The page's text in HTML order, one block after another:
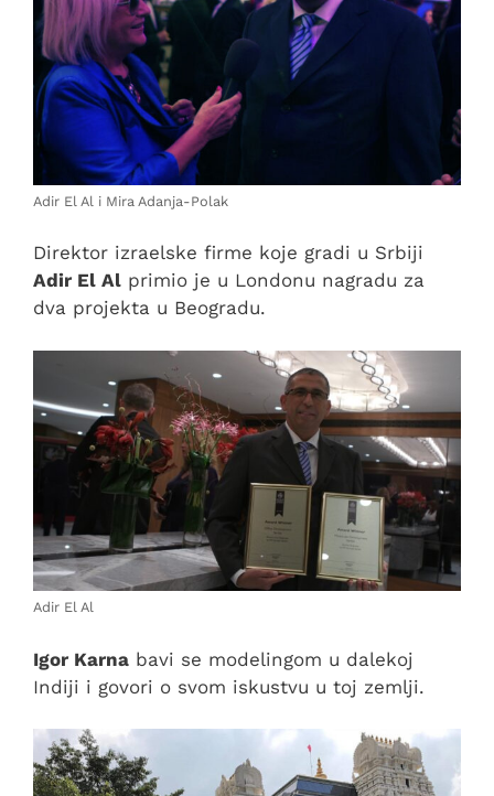
Adir El Al i Mira Adanja-Polak
Direktor izraelske firme koje gradi u Srbiji
Adir El Al primio je u Londonu nagradu za
dva projekta u Beogradu.
Adir El Al
Igor Karna bavi se modelingom u dalekoj
Indiji i govori o svom iskustvu u toj zemlji.